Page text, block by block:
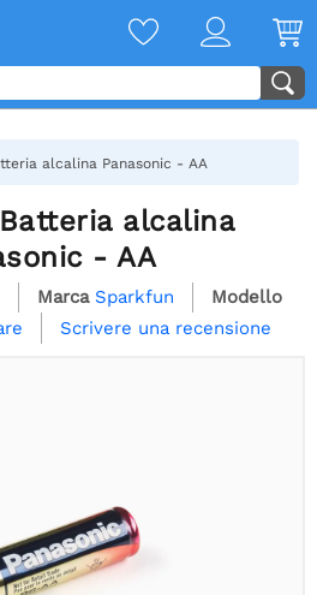
alcalina Panasonic - AA
alcalina
- AA
Marca Sparkfun
Modello
Scrivere una recensione